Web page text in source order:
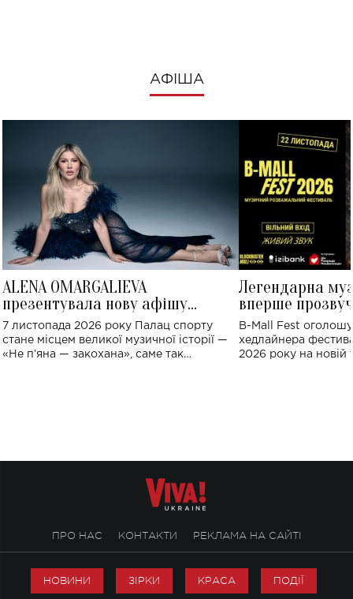
АФІША
ALENA OMARGALIEVA
презентувала нову афішу
великого концерту в Палаці
спорту
7 листопада 2026 року Палац спорту
стане місцем великої музичної історії —
«Не пʼяна — закохана», саме так
Легендарна
вперше
Україні: де
B-Mall Fest
хедлайнера
2026 року на новій
ПРО НАС КОНТАКТИ РЕКЛАМА НА САЙТІ
НОВИНИ ЗІРКИ КРАСА ПОДІЇ